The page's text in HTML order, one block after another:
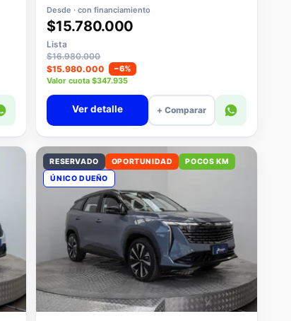
Desde · con financiamiento
$15.780.000
Lista
$16.980.000
$15.980.000
−6%
Valor cuota $347.935
Ver detalle + Comparar
RESERVADO OPORTUNIDAD
POCOS KM
ÚNICO DUEÑO